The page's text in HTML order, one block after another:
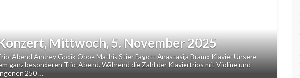
Mittwoch, 5. November 2025
Abend Andrey Godik Oboe Mathis Stier Fagott Anastasija Bramo Klavier Unsere
ganz besonderen Trio-Abend. Während die Zahl der Klaviertrios mit Violine und
250 …